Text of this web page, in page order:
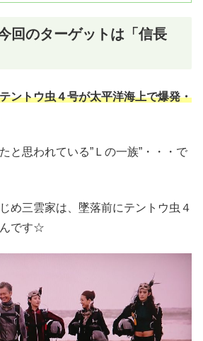
回のターゲットは「信長
ントウ虫４号が太平洋海上で爆発・
と思われている”Ｌの一族”・・・で
め三雲家は、墜落前にテントウ虫４
です☆